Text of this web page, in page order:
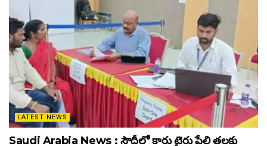
LATEST NEWS
Saudi Arabia News : సౌదీలో కారు టైరు పేలి తలకు